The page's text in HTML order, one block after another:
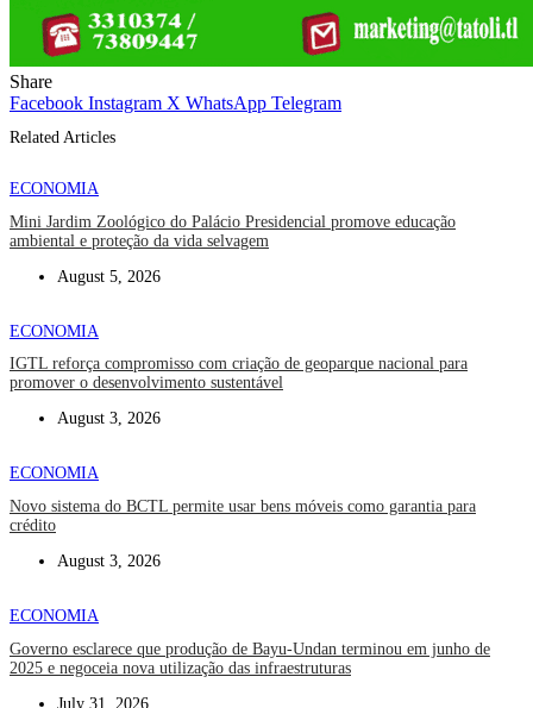
Share
Facebook Instagram X WhatsApp Telegram
Related Articles
ECONOMIA
Mini Jardim Zoológico do Palácio Presidencial promove educação
ambiental e proteção da vida selvagem
August 5, 2026
ECONOMIA
IGTL reforça compromisso com criação de geoparque nacional para
promover o desenvolvimento sustentável
August 3, 2026
ECONOMIA
Novo sistema do BCTL permite usar bens móveis como garantia para
crédito
August 3, 2026
ECONOMIA
Governo esclarece que produção de Bayu-Undan terminou em junho de
2025 e negoceia nova utilização das infraestruturas
July 31, 2026